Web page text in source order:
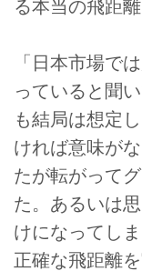
る本当の飛距
「日本市場で
っていると聞
も結局は想定
ければ意味が
たが転がって
た。あるいは
けになってし
正確な飛距離